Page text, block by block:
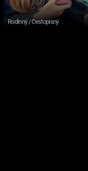
Rodinný / Cestopisný